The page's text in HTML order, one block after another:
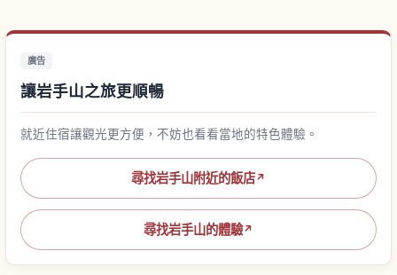
廣告
讓岩手山之旅更順暢
就近住宿讓觀光更方便，不妨也看看當地的特色體驗。
尋找岩手山附近的飯店↗
尋找岩手山的體驗↗